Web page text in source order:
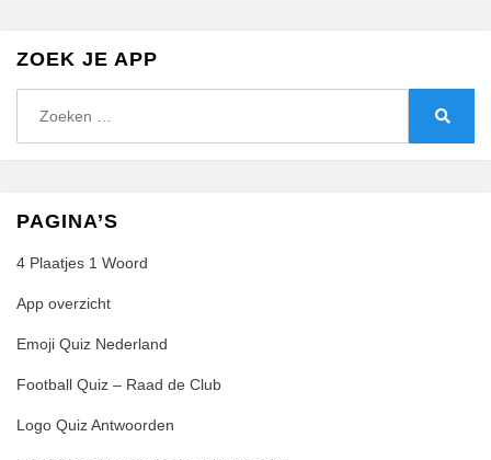
ZOEK JE APP
naar:
PAGINA’S
4 Plaatjes 1 Woord
App overzicht
Emoji Quiz Nederland
Football Quiz – Raad de Club
Logo Quiz Antwoorden